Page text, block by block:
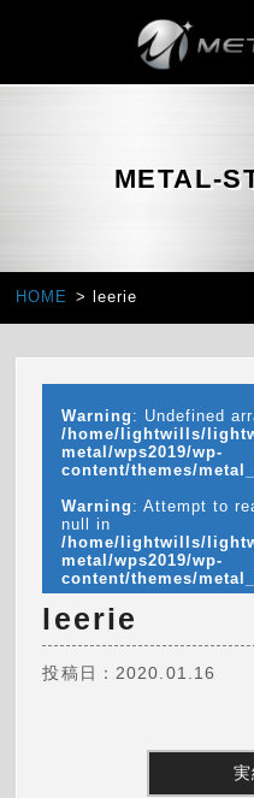
METAL-
HOME leerie
Warning : Undefined
/home/lightwills/
metal/wps2019/wp-
content/themes/
Warning : Attempt to
null in
/home/lightwills/
metal/wps2019/wp-
content/themes/
leerie
投稿日：2020.01.16